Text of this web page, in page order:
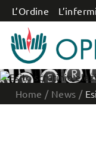
Salta al contenuto
L’Ordine
Home / News /